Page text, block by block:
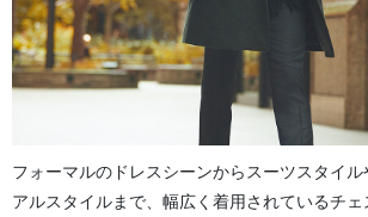
フォーマルのドレスシーンからスーツスタイル
アルスタイルまで、幅広く着用されているチ